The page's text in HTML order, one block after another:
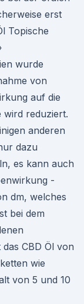
erst
Topische
wurde
von
auf die
wird reduziert.
anderen
dazu
es kann auch
-
dm, welches
bei dem
CBD Öl von
wie
von 5 und 10